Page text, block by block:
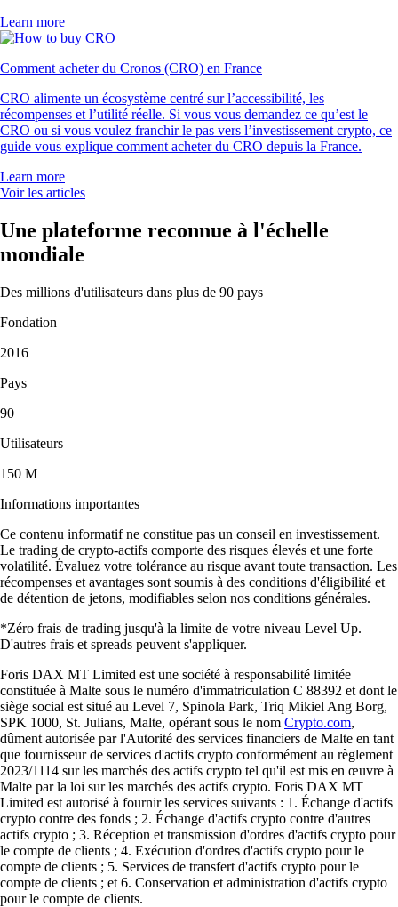
Learn more
Comment acheter du Cronos (CRO) en France
CRO alimente un écosystème centré sur l’accessibilité, les
récompenses et l’utilité réelle. Si vous vous demandez ce qu’est le
CRO ou si vous voulez franchir le pas vers l’investissement crypto, ce
guide vous explique comment acheter du CRO depuis la France.
Learn more
Voir les articles
Une plateforme reconnue à l'échelle
mondiale
Des millions d'utilisateurs dans plus de 90 pays
Fondation
2016
Pays
90
Utilisateurs
150 M
Informations importantes
Ce contenu informatif ne constitue pas un conseil en investissement.
Le trading de crypto-actifs comporte des risques élevés et une forte
volatilité. Évaluez votre tolérance au risque avant toute transaction. Les
récompenses et avantages sont soumis à des conditions d'éligibilité et
de détention de jetons, modifiables selon nos conditions générales.
*Zéro frais de trading jusqu'à la limite de votre niveau Level Up.
D'autres frais et spreads peuvent s'appliquer.
Foris DAX MT Limited est une société à responsabilité limitée
constituée à Malte sous le numéro d'immatriculation C 88392 et dont le
siège social est situé au Level 7, Spinola Park, Triq Mikiel Ang Borg,
SPK 1000, St. Julians, Malte, opérant sous le nom Crypto.com,
dûment autorisée par l'Autorité des services financiers de Malte en tant
que fournisseur de services d'actifs crypto conformément au règlement
2023/1114 sur les marchés des actifs crypto tel qu'il est mis en œuvre à
Malte par la loi sur les marchés des actifs crypto. Foris DAX MT
Limited est autorisé à fournir les services suivants : 1. Échange d'actifs
crypto contre des fonds ; 2. Échange d'actifs crypto contre d'autres
actifs crypto ; 3. Réception et transmission d'ordres d'actifs crypto pour
le compte de clients ; 4. Exécution d'ordres d'actifs crypto pour le
compte de clients ; 5. Services de transfert d'actifs crypto pour le
compte de clients ; et 6. Conservation et administration d'actifs crypto
pour le compte de clients.